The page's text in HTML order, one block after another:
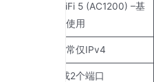
WiFi 5 (AC1200) –基
础使用
通常仅IPv4
1或2个端口